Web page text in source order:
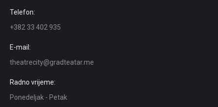
Telefon:
+382 33 402 935
E-mail:
theatrecity@gradteatar.me
Radno vrijeme:
Ponedeljak - Petak